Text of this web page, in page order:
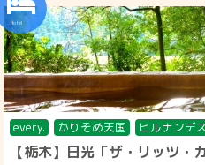
every. かりそめ天国 ヒルナンデス
【栃木】日光「ザ・リッツ・